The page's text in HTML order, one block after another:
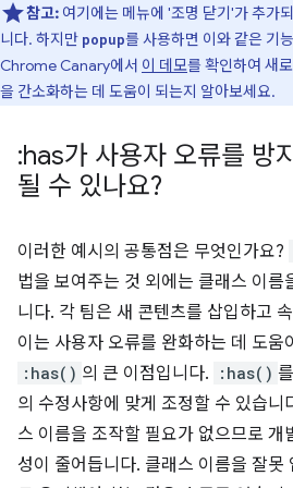
참고: 여기에는 메뉴에 '조명 닫기'가 추가
니다. 하지만 popup를 사용하면 이와 같은 기
Chrome Canary에서 이 데모를 확인하여 새
을 간소화하는 데 도움이 되는지 알아보세요.
:has가 사용자 오류를 방
될 수 있나요?
이러한 예시의 공통점은 무엇인가요?
법을 보여주는 것 외에는 클래스 이름
니다. 각 팀은 새 콘텐츠를 삽입하고
이는 사용자 오류를 완화하는 데 도움
:has() 의 큰 이점입니다. :has()
의 수정사항에 맞게 조정할 수 있습
스 이름을 조작할 필요가 없으므로 개
성이 줄어듭니다. 클래스 이름을 잘못